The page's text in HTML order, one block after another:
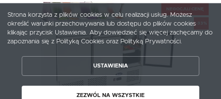
NEGOCJUJ CENĘ
-33%
Strona korzysta z plików cookies w celu realizacji usług. Możesz
określić warunki przechowywania lub dostępu do plików cookies
klikając przycisk Ustawienia. Aby dowiedzieć się więcej zachęcamy do
zapoznania się z Polityką Cookies oraz Polityką Prywatności.
USTAWIENIA
ZEZWÓL NA WSZYSTKIE
ZAPISZ WYBRANE
ZEZWÓL NA WSZYSTKIE